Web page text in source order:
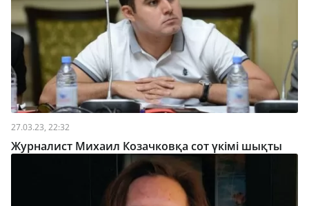
27.03.23, 22:32
Журналист Михаил Козачковқа сот үкімі шықты